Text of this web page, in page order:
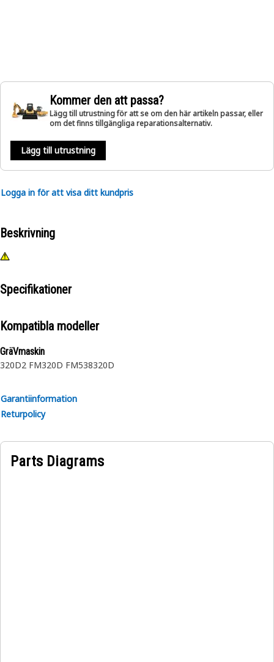
Kommer den att passa?
Lägg till utrustning för att se om den här artikeln passar, eller
om det finns tillgängliga reparationsalternativ.
Lägg till utrustning
Logga in för att visa ditt kundpris
Beskrivning
Specifikationer
Kompatibla modeller
GräVmaskin
320D2 FM320D FM538320D
Garantiinformation
Returpolicy
Parts Diagrams